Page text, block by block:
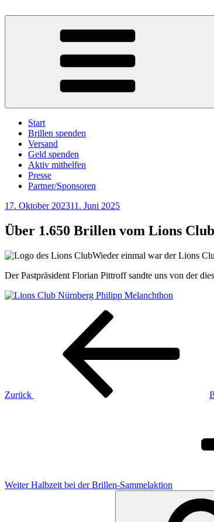
Inhalt
BrillenWeltweit: Brillen spenden – Sehen schenken
Eine Aktion unter der Trägerschaft des Deutschen
Start
Brillen spenden
Versand
Geld spenden
Aktiv mithelfen
Presse
Partner/Sponsoren
Veröffentlicht
17. Oktober 202311. Juni 2025
Über 1.650 Brillen vom Lions
Wieder einmal war der Lions
Der Pastpräsident Florian Pittroff sandte uns von der
Beitragsnavigation
Zurück
Weiter Halbzeit bei der Brillen-Sammelaktion